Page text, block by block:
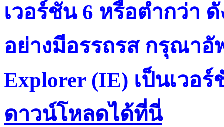
เวอร์ชั่น 6 หรือต่ำกว่า
อย่างมีอรรถรส กรุณาอั
Explorer (IE) เป็นเวอ
ดาวน์โหลดได้ที่น